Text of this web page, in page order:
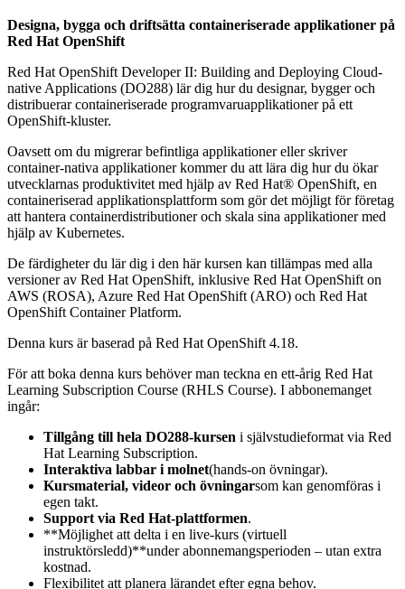
Designa, bygga och driftsätta containeriserade applikationer på
Red Hat OpenShift
Red Hat OpenShift Developer II: Building and Deploying Cloud-
native Applications (DO288) lär dig hur du designar, bygger och
distribuerar containeriserade programvaruapplikationer på ett
OpenShift-kluster.
Oavsett om du migrerar befintliga applikationer eller skriver
container-nativa applikationer kommer du att lära dig hur du ökar
utvecklarnas produktivitet med hjälp av Red Hat® OpenShift, en
containeriserad applikationsplattform som gör det möjligt för företag
att hantera containerdistributioner och skala sina applikationer med
hjälp av Kubernetes.
De färdigheter du lär dig i den här kursen kan tillämpas med alla
versioner av Red Hat OpenShift, inklusive Red Hat OpenShift on
AWS (ROSA), Azure Red Hat OpenShift (ARO) och Red Hat
OpenShift Container Platform.
Denna kurs är baserad på Red Hat OpenShift 4.18.
För att boka denna kurs behöver man teckna en ett-årig Red Hat
Learning Subscription Course (RHLS Course). I abbonemanget
ingår:
Tillgång till hela DO288-kursen i självstudieformat via Red
Hat Learning Subscription.
Interaktiva labbar i molnet(hands-on övningar).
Kursmaterial, videor och övningarsom kan genomföras i
egen takt.
Support via Red Hat-plattformen.
**Möjlighet att delta i en live-kurs (virtuell
instruktörsledd)**under abonnemangsperioden – utan extra
kostnad.
Flexibilitet att planera lärandet efter egna behov.